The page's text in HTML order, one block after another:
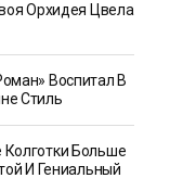
Орхидея Цвела
Воспитал В
Стиль
Больше
И Гениальный